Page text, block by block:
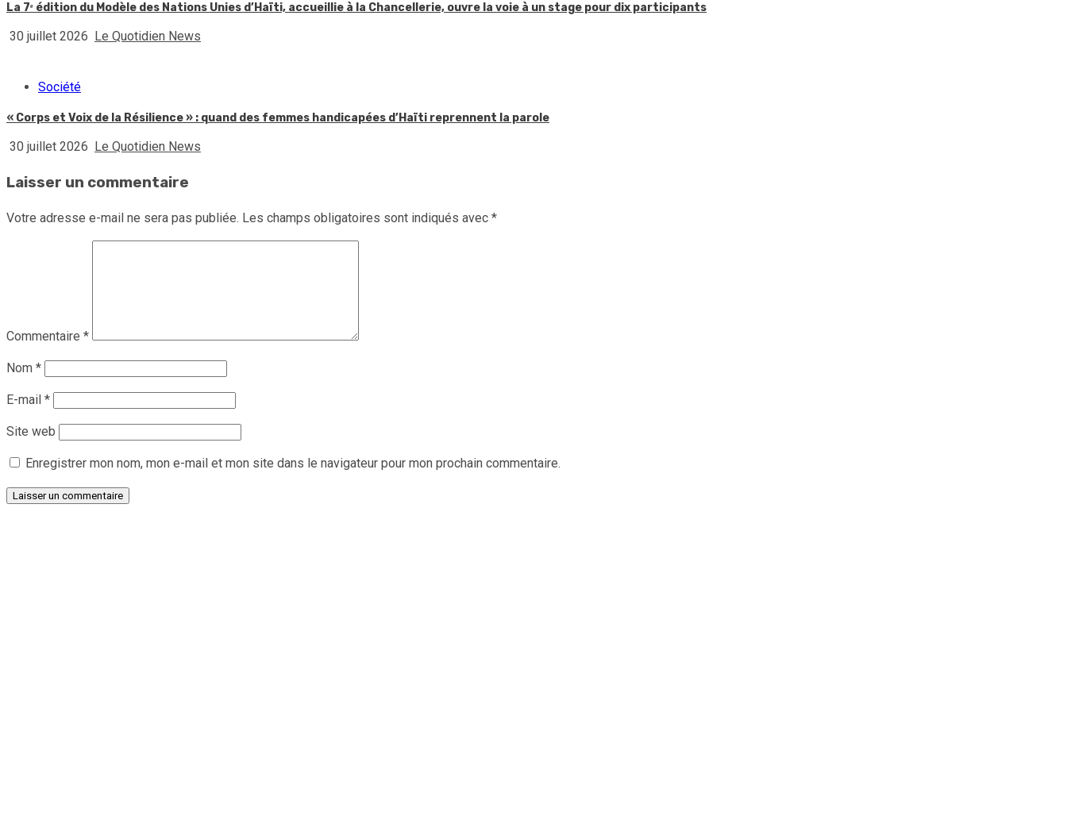
La 7ᵉ édition du Modèle des Nations Unies d’Haïti, accueillie à la Chancellerie, ouvre la voie à un stage pour dix participants
30 juillet 2026 Le Quotidien News
Société
« Corps et Voix de la Résilience » : quand des femmes handicapées d’Haïti reprennent la parole
30 juillet 2026 Le Quotidien News
Laisser un commentaire
Votre adresse e-mail ne sera pas publiée. Les champs obligatoires sont indiqués avec *
Commentaire *
Nom *
E-mail *
Site web
Enregistrer mon nom, mon e-mail et mon site dans le navigateur pour mon prochain commentaire.